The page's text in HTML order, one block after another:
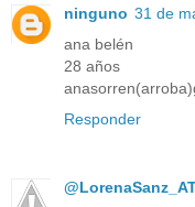
ninguno 31 de
ana belén
28 años
Responder